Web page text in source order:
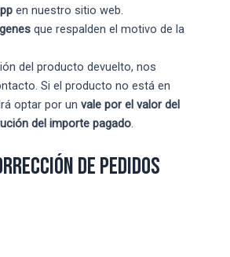
en nuestro sitio web.
que respalden el motivo de la
del producto devuelto, nos
Si el producto no está en
optar por un vale por el valor del
del importe pagado.
de Pedidos